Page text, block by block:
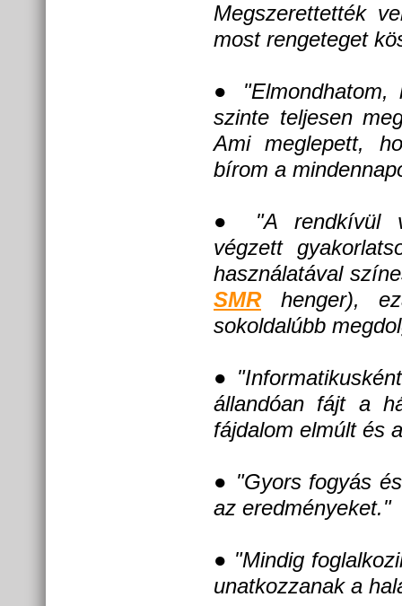
Megszerettették
most rengeteget
●
szinte teljesen
Ami meglepett,
bírom a
●
"A rendkívül
végzett
használatával
SMRhenger),
sokoldalúbb
●
állandóan fájt a
fájdalom elmúlt és
● "Gyors fogyás
az eredményeket."
● "Mindig
unatkozzanak a